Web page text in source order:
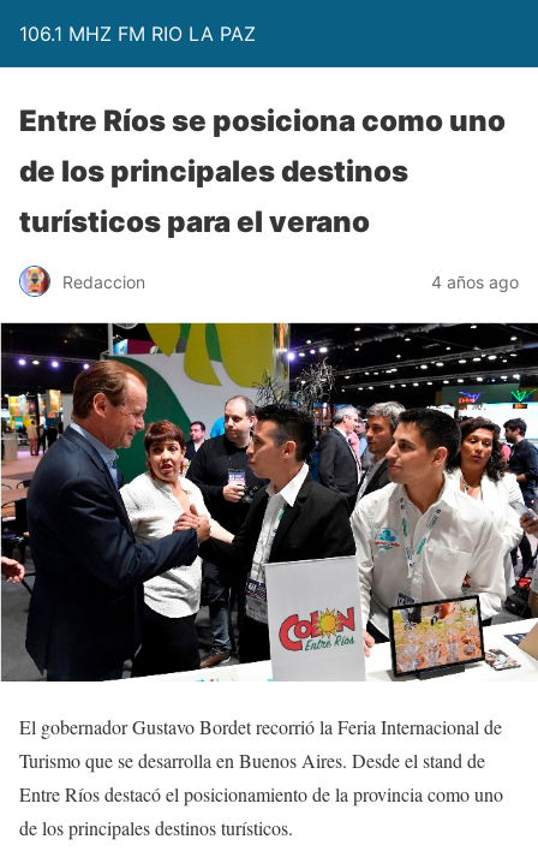
106.1 MHZ FM RIO LA PAZ
Entre Ríos se posiciona como uno
de los principales destinos
turísticos para el verano
Redaccion 4 años ago
El gobernador Gustavo Bordet recorrió la Feria Internacional de
Turismo que se desarrolla en Buenos Aires. Desde el stand de
Entre Ríos destacó el posicionamiento de la provincia como uno
de los principales destinos turísticos.